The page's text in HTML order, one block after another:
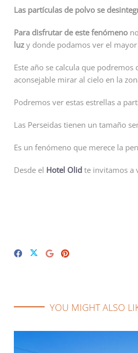
Las partículas de polvo se
Para disfrutar de este fenómeno
luz y donde podamos ver el
Este año se calcula que
aconsejable mirar al cielo en la
Podremos ver estas estrellas a
Las Perseidas tienen un tamaño
Es un fenómeno que merece la
Desde el Hotel Olid te invitamos a
YOU MIGHT ALSO